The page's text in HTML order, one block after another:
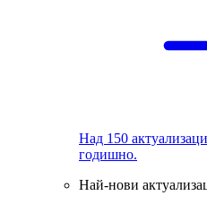
Над 150
годишно.
Най-нови